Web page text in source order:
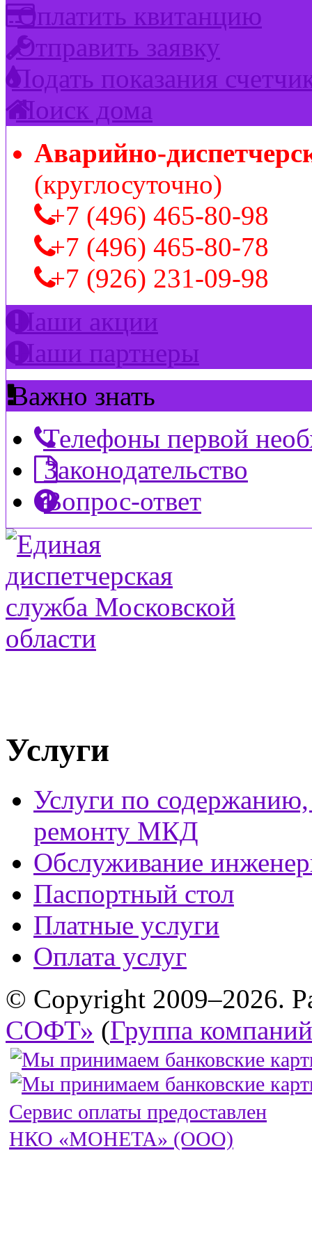
Оплатить квитанцию
Отправить заявку
Подать показания
Поиск дома
Аварийно-
(круглосуточно)
+7 (496) 465-80-98
+7 (496) 465-80-78
+7 (926) 231-09-98
Наши акции
Наши партнеры
Важно знать
Телефоны первой
Законодательство
Вопрос-ответ
Услуги
Услуги по
ремонту МКД
Обслуживание
Паспортный стол
Платные услуги
Оплата услуг
© Copyright 2009–2026.
СОФТ» (Группа
Сервис оплаты предоставлен
НКО «МОНЕТА» (ООО)